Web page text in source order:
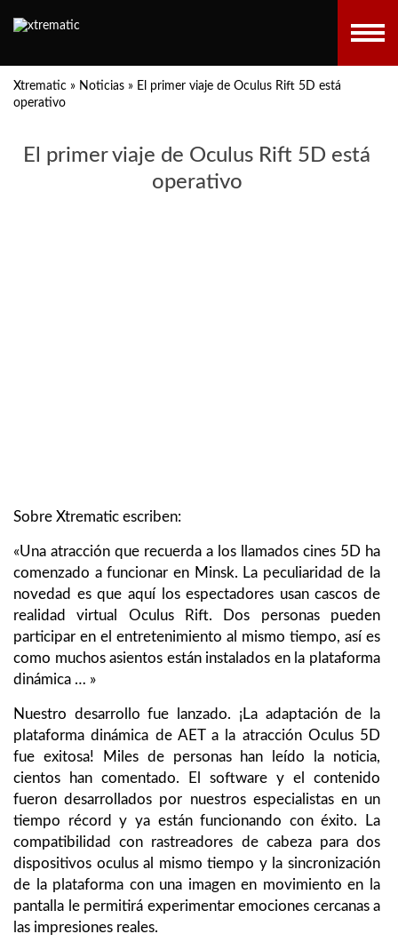
Xtrematic » Noticias » El primer viaje de Oculus Rift 5D está
operativo
El primer viaje de Oculus Rift 5D está
operativo
Sobre Xtrematic escriben:
«Una atracción que recuerda a los llamados cines 5D ha
comenzado a funcionar en Minsk. La peculiaridad de la
novedad es que aquí los espectadores usan cascos de
realidad virtual Oculus Rift. Dos personas pueden
participar en el entretenimiento al mismo tiempo, así es
como muchos asientos están instalados en la plataforma
dinámica … »
Nuestro desarrollo fue lanzado. ¡La adaptación de la
plataforma dinámica de AET a la atracción Oculus 5D
fue exitosa! Miles de personas han leído la noticia,
cientos han comentado. El software y el contenido
fueron desarrollados por nuestros especialistas en un
tiempo récord y ya están funcionando con éxito. La
compatibilidad con rastreadores de cabeza para dos
dispositivos oculus al mismo tiempo y la sincronización
de la plataforma con una imagen en movimiento en la
pantalla le permitirá experimentar emociones cercanas a
las impresiones reales.